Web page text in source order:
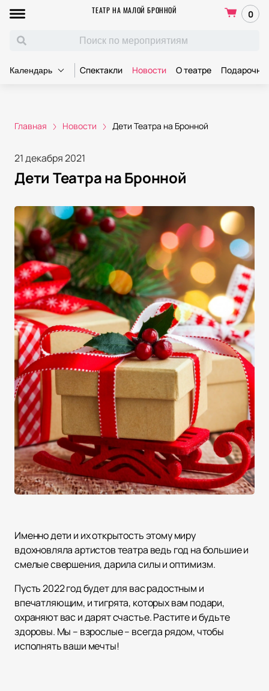
ТЕАТР НА МАЛОЙ БРОННОЙ 0
Календарь Спектакли Новости О театре
Главная Новости Дети Театра на Бронной
21 декабря 2021
Дети Театра на Бронной
Именно дети и их открытость этому миру
вдохновляла артистов театра ведь год на большие и
смелые свершения, дарила силы и оптимизм.
Пусть 2022 год будет для вас радостным и
впечатляющим, и тигрята, которых вам подари,
охраняют вас и дарят счастье. Растите и будьте
здоровы. Мы – взрослые – всегда рядом, чтобы
исполнять ваши мечты!